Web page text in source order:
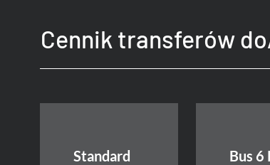
Cennik transferów
Standard Bus 6